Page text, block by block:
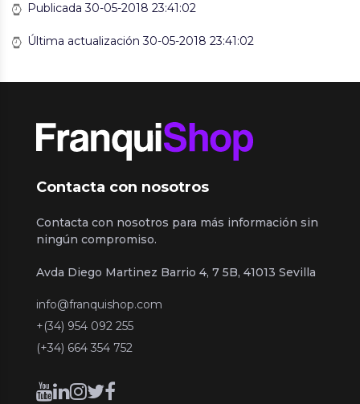
Publicada 30-05-2018 23:41:02
Última actualización 30-05-2018 23:41:02
Contacta con nosotros
Contacta con nosotros para más información sin
ningún compromiso.
Avda Diego Martinez Barrio 4, 7 5B, 41013 Sevilla
info@franquishop.com
+(34) 954 092 255
(+34) 664 354 752